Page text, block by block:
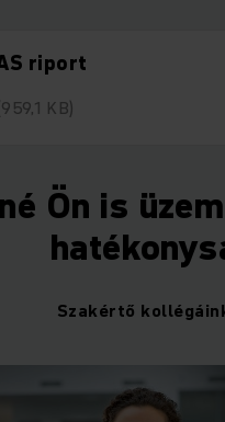
riport
KB)
Ön is
Szakértő